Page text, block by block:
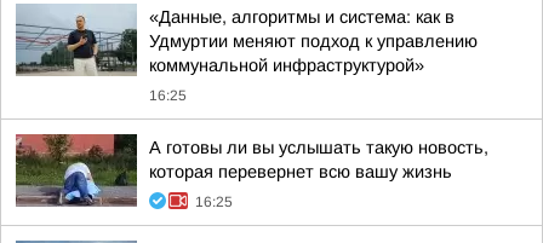
«Данные, алгоритмы и система: как в
Удмуртии меняют подход к управлению
коммунальной инфраструктурой»
16:25
А готовы ли вы услышать такую новость,
которая перевернет всю вашу жизнь
16:25